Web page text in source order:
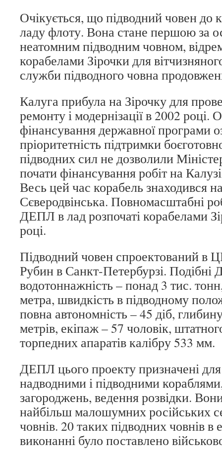
Очікується, що підводний човен до
ладу флоту. Вона стане першою за
неатомним підводним човном,
корабелами Зірочки для
служби підводного човна
Калуга прибула на Зірочку для
ремонту і модернізації в 2002 році.
фінансування державної програми
пріоритетність підтримки
підводних сил не дозволили
почати фінансування робіт на
Весь цей час корабель знаходився
Сєверодвінська. Повномасштабні
ДЕПЛ в лад розпочаті корабелами
році.
Підводний човен спроектований в
Рубин в Санкт-Петербурзі.
водотоннажність – понад 3 тис.
метра, швидкість в підводному
повна автономність – 45 діб,
метрів, екіпаж – 57 чоловік,
торпедних апаратів калібру 533 мм.
ДЕПЛ цього проекту призначені
надводними і підводними
загороджень, ведення розвідки.
найбільш малошумних російських
човнів. 20 таких підводних човнів в
виконанні було поставлено